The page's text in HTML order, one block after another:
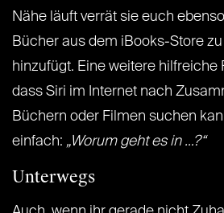
Nähe läuft verrät sie euch
Bücher aus dem iBooks-Store
hinzufügt. Eine weitere hilfreiche
dass Siri im Internet nach
Büchern oder Filmen suchen
einfach: „Worum geht es in …?“
Unterwegs